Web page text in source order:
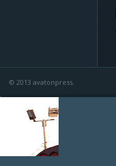
© 2013 avatonpress.